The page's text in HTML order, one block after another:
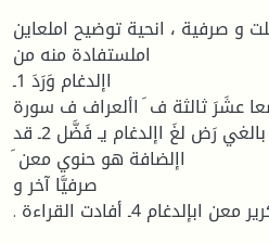
و صرفية ، انحية توضيح املعاين
املستفادة منه من
اإلدغام وَرَدَ 1ـ
عشَرَ ثالثة ف َ األعراف ف سورة
إلدغام القراءة اب أفادَت 3ـ بالغي رَض لغَ اإلدغام يـ فَضَّل 2ـ قد
َ اإلضافة هو حنوي معن
صرفيَّا آخر و
4ـ أفادت القراءة